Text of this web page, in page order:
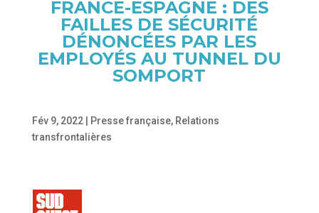
FRANCE-ESPAGNE : DES
FAILLES DE SÉCURITÉ
DÉNONCÉES PAR LES
EMPLOYÉS AU TUNNEL DU
SOMPORT
Fév 9, 2022| Presse française, Relations
transfrontalières